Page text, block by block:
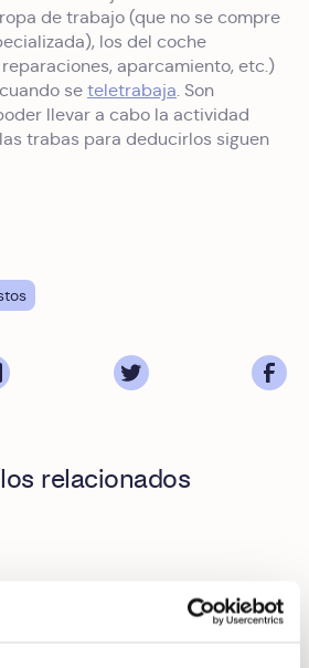
de trabajo (que no se compre
los del coche
aparcamiento, etc.)
se teletrabaja. Son
llevar a cabo la actividad
trabas para deducirlos siguen
relacionados